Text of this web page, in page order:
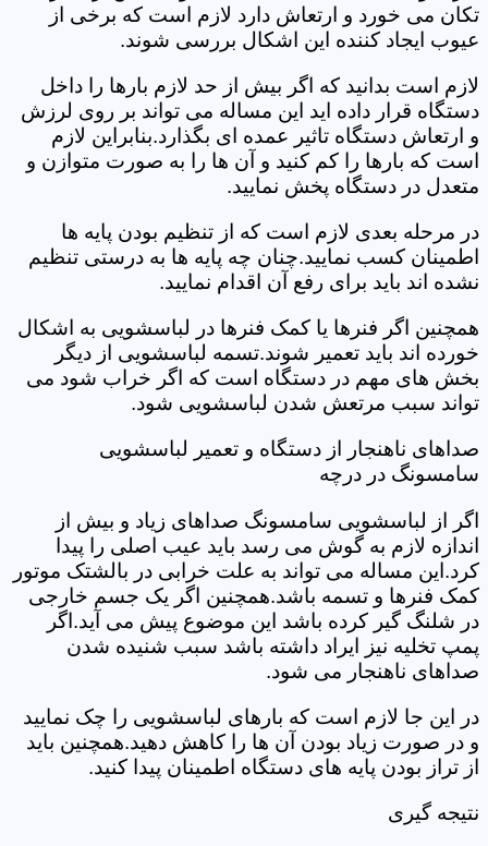
تکان می خورد و ارتعاش دارد لازم است که برخی از
عیوب ایجاد کننده این اشکال بررسی شوند.
لازم است بدانید که اگر بیش از حد لازم بارها را داخل
دستگاه قرار داده اید این مساله می تواند بر روی لرزش
و ارتعاش دستگاه تاثیر عمده ای بگذارد.بنابراین لازم
است که بارها را کم کنید و آن ها را به صورت متوازن و
متعدل در دستگاه پخش نمایید.
در مرحله بعدی لازم است که از تنظیم بودن پایه ها
اطمینان کسب نمایید.چنان چه پایه ها به درستی تنظیم
نشده اند باید برای رفع آن اقدام نمایید.
همچنین اگر فنرها یا کمک فنرها در لباسشویی به اشکال
خورده اند باید تعمیر شوند.تسمه لباسشویی از دیگر
بخش های مهم در دستگاه است که اگر خراب شود می
تواند سبب مرتعش شدن لباسشویی شود.
صداهای ناهنجار از دستگاه و تعمیر لباسشویی
سامسونگ در درچه
اگر از لباسشویی سامسونگ صداهای زیاد و بیش از
اندازه لازم به گوش می رسد باید عیب اصلی را پیدا
کرد.این مساله می تواند به علت خرابی در بالشتک موتور
کمک فنرها و تسمه باشد.همچنین اگر یک جسم خارجی
در شلنگ گیر کرده باشد این موضوع پیش می آید.اگر
پمپ تخلیه نیز ایراد داشته باشد سبب شنیده شدن
صداهای ناهنجار می شود.
در این جا لازم است که بارهای لباسشویی را چک نمایید
و در صورت زیاد بودن آن ها را کاهش دهید.همچنین باید
از تراز بودن پایه های دستگاه اطمینان پیدا کنید.
نتیجه گیری